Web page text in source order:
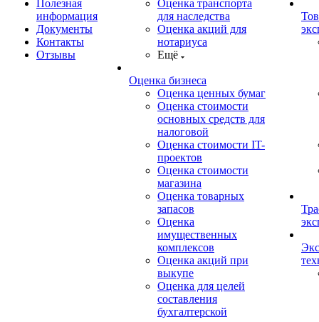
Полезная
информация
Документы
Контакты
Отзывы
Оценка транспорта
для наследства
Оценка акций для
нотариуса
Ещё
Оценка бизнеса
Оценка ценных бумаг
Оценка стоимости
основных средств для
налоговой
Оценка стоимости IT-
проектов
Оценка стоимости
магазина
Оценка товарных
запасов
Оценка
имущественных
комплексов
Оценка акций при
выкупе
Оценка для целей
составления
бухгалтерской